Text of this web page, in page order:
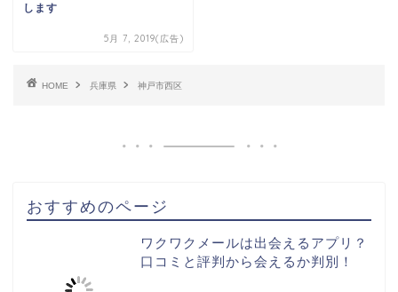
します
5月 7, 2019(広告)
HOME 兵庫県 神戸市西区
おすすめのページ
ワクワクメールは出会えるアプリ？
口コミと評判から会えるか判別！